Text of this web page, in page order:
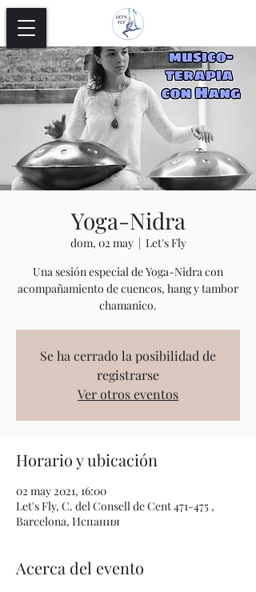
Yoga-Nidra
dom, 02 may
  |
Let's Fly
Una sesión especial de Yoga-Nidra con
acompañamiento de cuencos, hang y tambor
chamanico.
Se ha cerrado la posibilidad de
registrarse
Ver otros eventos
Horario y ubicación
02 may 2021, 16:00
Let's Fly, C. del Consell de Cent 471-475 ,
Barcelona, Испания
Acerca del evento